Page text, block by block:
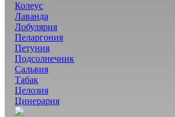
Колеус
Лаванда
Лобулярия
Пеларгония
Петуния
Подсолнечник
Сальвия
Табак
Целозия
Цинерария